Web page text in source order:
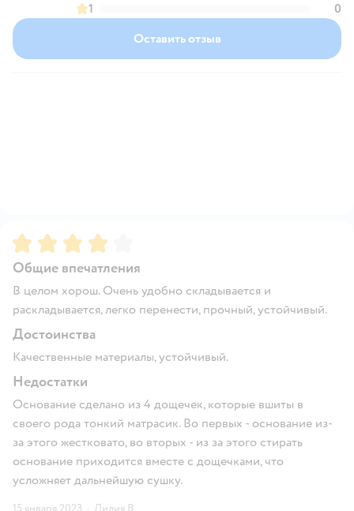
1
0
Оставить отзыв
Рейтинг:4
Общие впечатления
В целом хорош. Очень удобно складывается и
раскладывается, легко перенести, прочный, устойчивый.
Достоинства
Качественные материалы, устойчивый.
Недостатки
Основание сделано из 4 дощечек, которые вшиты в
своего рода тонкий матрасик. Во первых - основание из-
за этого жестковато, во вторых - из за этого стирать
основание приходится вместе с дощечками, что
усложняет дальнейшую сушку.
15 января 2023 · Лилия В.